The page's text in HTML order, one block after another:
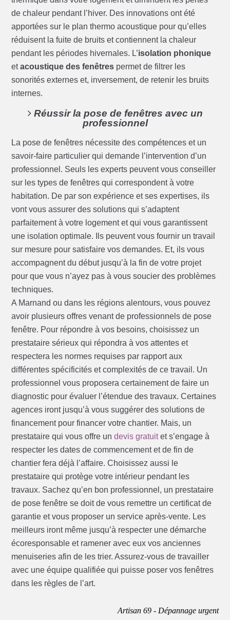
de chaleur pendant l’hiver. Des innovations ont été
apportées sur le plan thermo acoustique pour qu’elles
réduisent la fuite de bruits et contiennent la chaleur
pendant les périodes hivernales. L’isolation phonique
etacoustique des fenêtres permet de filtrer les
sonorités externes et, inversement, de retenir les bruits
internes.
Réussir la pose de fenêtres avec un
professionnel
La pose de fenêtres nécessite des compétences et un
savoir-faire particulier qui demande l’intervention d’un
professionnel. Seuls les experts peuvent vous conseiller
sur les types de fenêtres qui correspondent à votre
habitation. De par son expérience et ses expertises, ils
vont vous assurer des solutions qui s’adaptent
parfaitement à votre logement et qui vous garantissent
une isolation optimale. Ils peuvent vous fournir un travail
sur mesure pour satisfaire vos demandes. Et, ils vous
accompagnent du début jusqu’à la fin de votre projet
pour que vous n’ayez pas à vous soucier des problèmes
techniques.
A Marnand ou dans les régions alentours, vous pouvez
avoir plusieurs offres venant de professionnels de pose
fenêtre. Pour répondre à vos besoins, choisissez un
prestataire sérieux qui répondra à vos attentes et
respectera les normes requises par rapport aux
différentes spécificités et complexités de ce travail. Un
professionnel vous proposera certainement de faire un
diagnostic pour évaluer l’étendue des travaux. Certaines
agences iront jusqu’à vous suggérer des solutions de
financement pour financer votre chantier. Mais, un
prestataire qui vous offre undevis gratuitet s’engage à
respecter les dates de commencement et de fin de
chantier fera déjà l’affaire. Choisissez aussi le
prestataire qui protège votre intérieur pendant les
travaux. Sachez qu’en bon professionnel, un prestataire
de pose fenêtre se doit de vous remettre un certificat de
garantie et vous proposer un service après-vente. Les
meilleurs iront même jusqu’à respecter une démarche
écoresponsable et ramener avec eux vos anciennes
menuiseries afin de les trier. Assurez-vous de travailler
avec une équipe qualifiée qui puisse poser vos fenêtres
dans les règles de l’art.
Artisan 69 - Dépannage urgent